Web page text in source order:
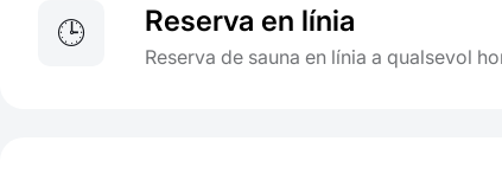
🕒 Reserva en línia
Reserva de sauna en línia a qualsevol